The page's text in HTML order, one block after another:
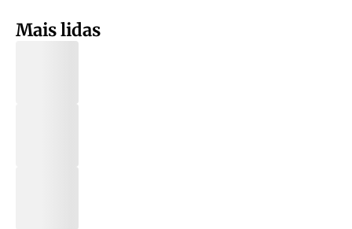
Mais lidas